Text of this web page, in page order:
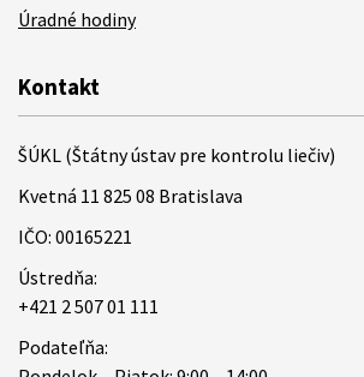
Úradné hodiny
Kontakt
ŠÚKL (Štátny ústav pre kontrolu liečiv)
Kvetná 11 825 08 Bratislava
IČO: 00165221
Ústredňa:
+421 2 507 01 111
Podateľňa: